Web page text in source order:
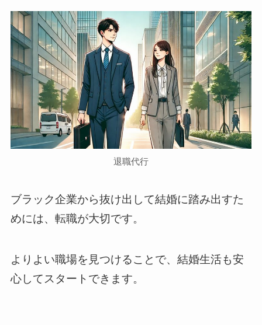
退職代行
ブラック企業から抜け出して結婚に踏み出すた
めには、転職が大切です。
よりよい職場を見つけることで、結婚生活も安
心してスタートできます。